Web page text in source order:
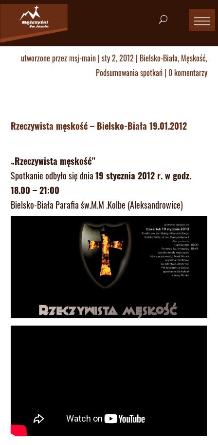
utworzone przezmsj-main| sty 2, 2012 | Bielsko-Biała, Męskość,
Podsumowania spotkań| 0 komentarzy
Rzeczywista męskość – Bielsko-Biała 19.01.2012
„Rzeczywista męskość”
Spotkanie odbyło się dnia19 stycznia 2012 r. w godz.
18.00 – 21:00
Bielsko-Biała Parafia św.M.M .Kolbe (Aleksandrowice)